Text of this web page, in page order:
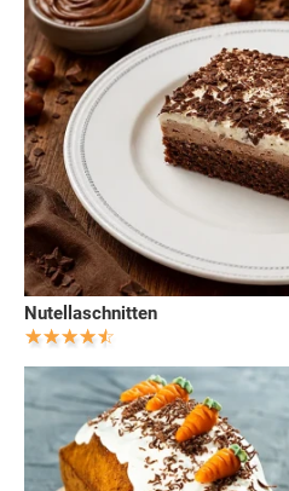
Nutellaschnitten